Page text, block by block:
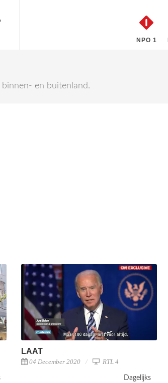
NPO 1
en buitenland.
LAAT
04 December 2020 RTL 4
Dagelijks